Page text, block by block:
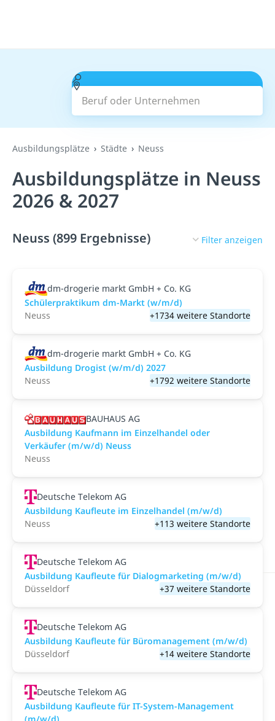
Beruf oder Unternehmen
Suchen
Ausbildungsplätze Städte Neuss
Ausbildungsplätze in Neuss
2026 & 2027
Neuss (899 Ergebnisse) Filter anzeigen
dm-drogerie markt GmbH + Co. KG
Schülerpraktikum dm-Markt (w/m/d)
Neuss
+1734 weitere Standorte
dm-drogerie markt GmbH + Co. KG
Ausbildung Drogist (w/m/d) 2027
Neuss
+1792 weitere Standorte
BAUHAUS AG
Ausbildung Kaufmann im Einzelhandel oder
Verkäufer (m/w/d) Neuss
Neuss
Deutsche Telekom AG
Ausbildung Kaufleute im Einzelhandel (m/w/d)
Neuss
+113 weitere Standorte
Deutsche Telekom AG
Ausbildung Kaufleute für Dialogmarketing (m/w/d)
Düsseldorf
+37 weitere Standorte
Deutsche Telekom AG
Ausbildung Kaufleute für Büromanagement (m/w/d)
Düsseldorf
+14 weitere Standorte
Deutsche Telekom AG
Ausbildung Kaufleute für IT-System-Management